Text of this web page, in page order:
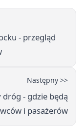
- przegląd
Następny >>
dróg - gdzie będą
i pasażerów